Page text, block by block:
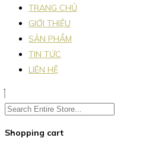
TRANG CHỦ
GIỚI THIỆU
SẢN PHẨM
TIN TỨC
LIÊN HỆ
Shopping cart